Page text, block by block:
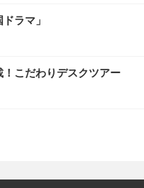
ラマ」
こだわりデスクツアー